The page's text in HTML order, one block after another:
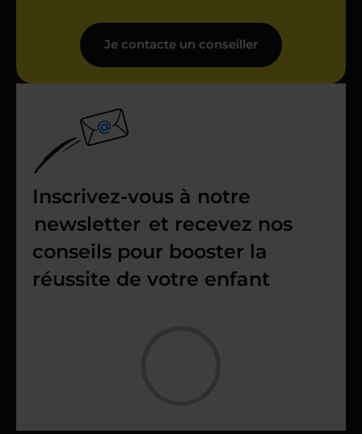
Je contacte un conseiller
Inscrivez-vous à notre
newsletter et recevez nos
conseils pour booster la
réussite de votre enfant